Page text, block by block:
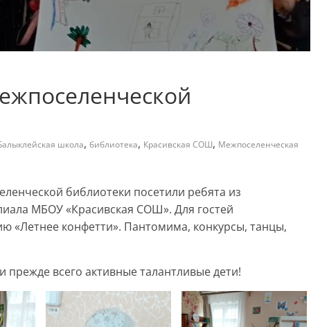
школа, библиотека, Красивская СОШ, Межпоселенческая
библиотеки посетили ребята из
МБОУ «Красивская СОШ». Для гостей
«Летнее конфетти». Пантомима, конкурсы, танцы,
всего активные талантливые дети!